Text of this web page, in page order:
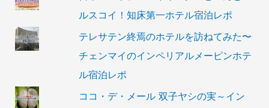
ルスコイ！知床第一ホテル宿泊レポ
テレサテン終焉のホテルを訪ねてみた〜
チェンマイのインペリアルメーピンホテ
ル宿泊レポ
ココ・デ・メール 双子ヤシの実～イン